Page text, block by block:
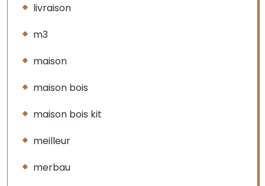
livraison
m3
maison
maison bois
maison bois kit
meilleur
merbau